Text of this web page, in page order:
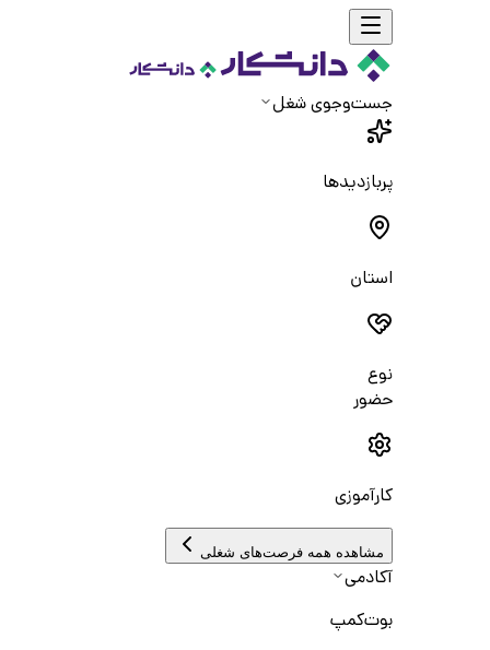
جست‌و‌جوی شغل
پربازدیدها
استان
نوع
حضور
کارآموزی
مشاهده همه فرصت‌های شغلی
آکادمی
بوت‌کمپ